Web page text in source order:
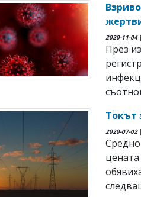
2020-11-04|
През
Токът
2020-07-02|